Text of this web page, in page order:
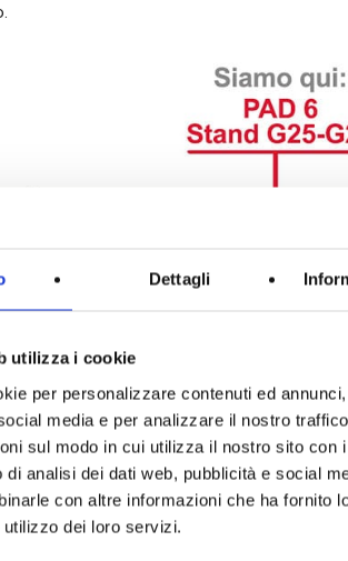
Dettagli
utilizza i cookie
per personalizzare contenuti ed
media e per analizzare il nostro
sul modo in cui utilizza il nostro sito con
di analisi dei dati web, pubblicità e social
con altre informazioni che ha fornito
dei loro servizi.
Contatti
Area tecnica